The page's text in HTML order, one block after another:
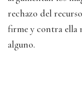
rechazo del
firme y contra ella
alguno.